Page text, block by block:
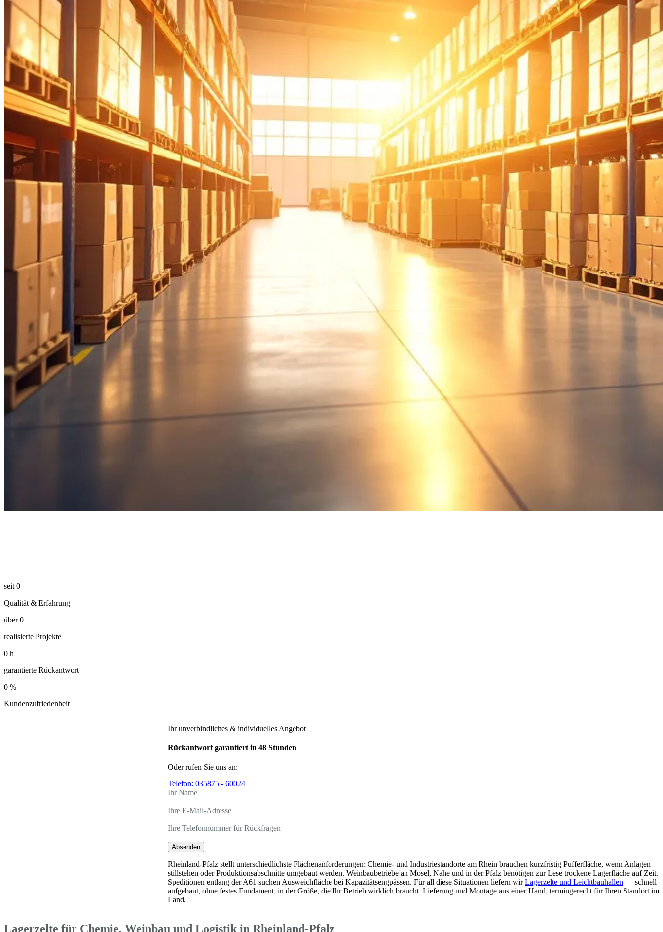
seit 0
Qualität & Erfahrung
über 0
realisierte Projekte
0 h
garantierte Rückantwort
0 %
Kundenzufriedenheit
Ihr unverbindliches & individuelles Angebot
Rückantwort garantiert in 48 Stunden
Oder rufen Sie uns an:
Telefon: 035875 - 60024
Ihr Name
Ihre E-Mail-Adresse
Ihre Telefonnummer für Rückfragen
Absenden
Rheinland-Pfalz stellt unterschiedlichste Flächenanforderungen: Chemie- und Industriestandorte am Rhein brauchen kurzfristig Pufferfläche, wenn Anlagen
stillstehen oder Produktionsabschnitte umgebaut werden. Weinbaubetriebe an Mosel, Nahe und in der Pfalz benötigen zur Lese trockene Lagerfläche auf Zeit.
Speditionen entlang der A61 suchen Ausweichfläche bei Kapazitätsengpässen. Für all diese Situationen liefern wirLagerzelte und Leichtbauhallen — schnell
aufgebaut, ohne festes Fundament, in der Größe, die Ihr Betrieb wirklich braucht. Lieferung und Montage aus einer Hand, termingerecht für Ihren Standort im
Land.
Lagerzelte für Chemie, Weinbau und Logistik in Rheinland-Pfalz